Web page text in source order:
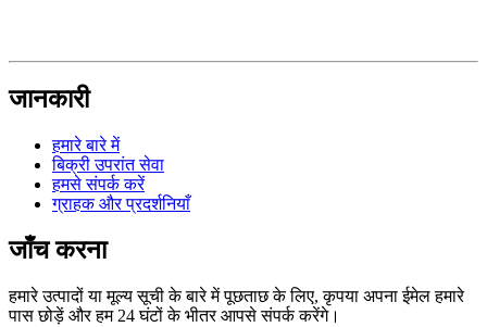
जानकारी
हमारे बारे में
बिक्री उपरांत सेवा
हमसे संपर्क करें
ग्राहक और प्रदर्शनियाँ
जाँच करना
हमारे उत्पादों या मूल्य सूची के बारे में पूछताछ के लिए, कृपया अपना ईमेल हमारे
पास छोड़ें और हम 24 घंटों के भीतर आपसे संपर्क करेंगे।